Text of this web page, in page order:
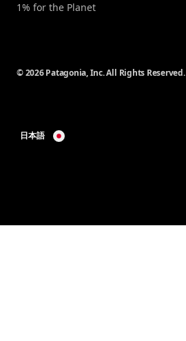
1% for the Planet
© 2026 Patagonia, Inc. All Rights Reserved.
日本語